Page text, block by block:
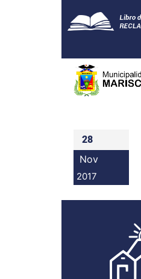
28
Nov
2017